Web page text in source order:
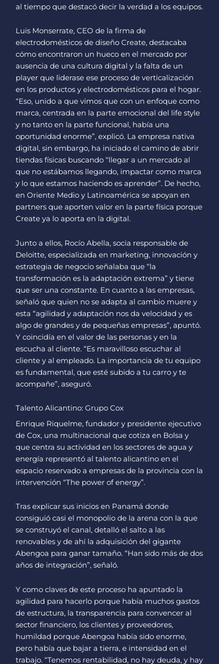
al tiempo que destacó decir la verdad a los equipos.
Luis Monserrate, CEO de la firma de
electrodomésticos de diseño Create, destacaba
cómo encontraron un hueco en el mercado por
ausencia de una cultura digital y la falta de un
player que liderase ese proceso de verticalización
en los productos y electrodomésticos para el hogar.
“Eso, unido a que vimos que con un enfoque como
marca, centrada en la parte emocional del life style
y no tanto en la parte funcional, había una
oportunidad enorme”, explicó. La empresa nativa
digital, sin embargo, ha iniciado el camino de abrir
tiendas físicas buscando “llegar a un mercado al
que no estábamos llegando, impactar como marca
y lo que estamos haciendo es aprender”. De hecho,
en Oriente Medio y Latinoamérica se apoyan en
partners que aporten valor en la parte física porque
Create ya lo aporta en la digital.
Junto a ellos, Rocío Abella, socia responsable de
Deloitte, especializada en marketing, innovación y
estrategia de negocio señalaba que “la
transformación es la adaptación extrema” y tiene
que ser una constante. En cuanto a las empresas,
señaló que quien no se adapta al cambio muere y
esta “agilidad y adaptación nos da velocidad y es
algo de grandes y de pequeñas empresas”, apuntó.
Y coincidía en el valor de las personas y en la
escucha al cliente. “Es maravilloso escuchar al
cliente y al empleado. La importancia de tu equipo
es fundamental, que esté subido a tu carro y te
acompañe”, aseguró.
Talento Alicantino: Grupo Cox
Enrique Riquelme, fundador y presidente ejecutivo
de Cox, una multinacional que cotiza en Bolsa y
que centra su actividad en los sectores de agua y
energía representó al talento alicantino en el
espacio reservado a empresas de la provincia con la
intervención “The power of energy”.
Tras explicar sus inicios en Panamá donde
consiguió casi el monopolio de la arena con la que
se construyó el canal, detalló el salto a las
renovables y de ahí la adquisición del gigante
Abengoa para ganar tamaño. “Han sido más de dos
años de integración”, señaló.
Y como claves de este proceso ha apuntado la
agilidad para hacerlo porque había muchos gastos
de estructura, la transparencia para convencer al
sector financiero, los clientes y proveedores,
humildad porque Abengoa había sido enorme,
pero había que bajar a tierra, e intensidad en el
trabajo. “Tenemos rentabilidad, no hay deuda, y hay